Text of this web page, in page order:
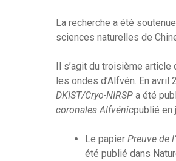
La recherche a été
sciences naturelles de
Il s’agit du troisième
les ondes d’Alfvén. En avril
DKIST/Cryo-NIRSP a été
coronales Alfvénicpublié en
Le papier Preuve de
été publié dans